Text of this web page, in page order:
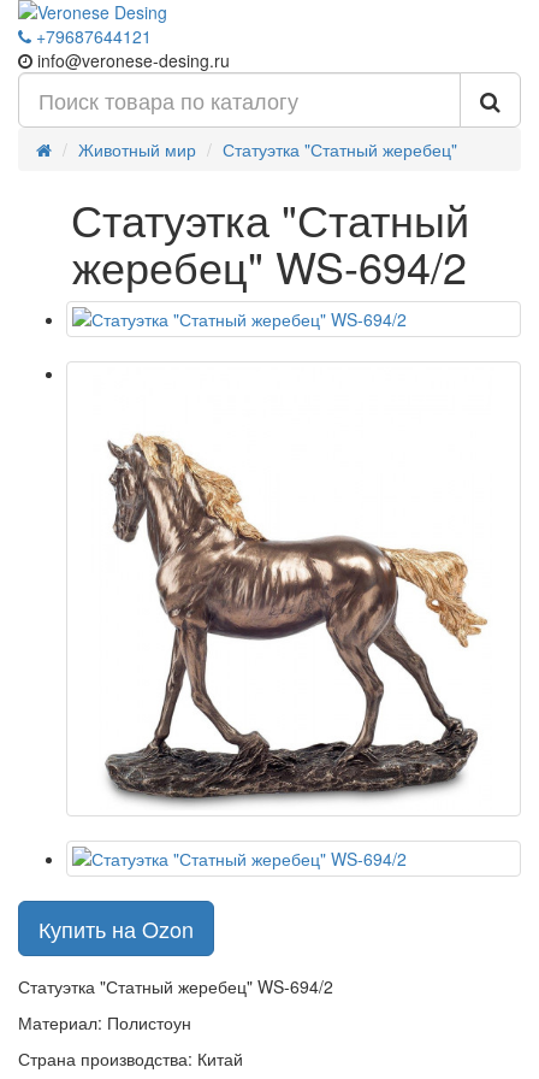
+79687644121
info@veronese-desing.ru
Животный мир Статуэтка "Статный жеребец"
Статуэтка "Статный
жеребец" WS-694/2
Купить на Ozon
Статуэтка "Статный жеребец" WS-694/2
Материал: Полистоун
Страна производства: Китай